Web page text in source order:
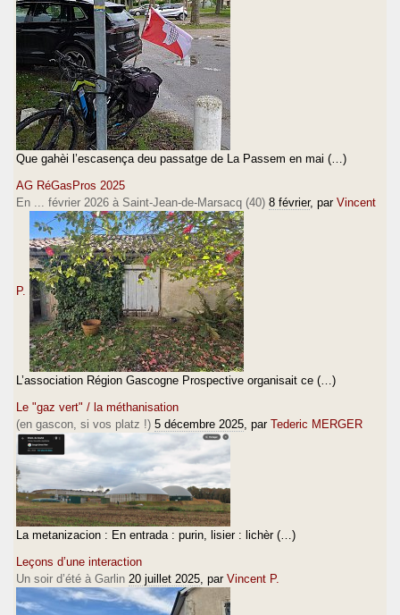
Que gahèi l’escasença deu passatge de La Passem en mai (…)
AG RéGasPros 2025
En ... février 2026 à Saint-Jean-de-Marsacq (40) 8 février, par Vincent
P.
L’association Région Gascogne Prospective organisait ce (…)
Le "gaz vert" / la méthanisation
(en gascon, si vos platz !) 5 décembre 2025 , par Tederic MERGER
La metanizacion : En entrada : purin, lisier : lichèr (…)
Leçons d’une interaction
Un soir d’été à Garlin 20 juillet 2025 , par Vincent P.